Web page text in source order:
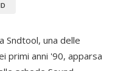
Sndtool, una delle
primi anni '90, apparsa